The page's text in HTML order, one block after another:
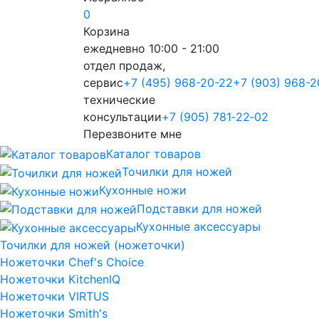
0
Корзина
ежедневно 10:00 - 21:00
отдел продаж,
сервис+7 (495) 968-20-22+7 (903) 968-
технические
консультации+7 (905) 781‑22‑02
Перезвоните мне
Каталог товаров
Точилки для ножей
Кухонные ножи
Подставки для ножей
Кухонные аксессуары
Точилки для ножей (ножеточки)
Ножеточки Chef's Choice
Ножеточки KitchenIQ
Ножеточки VIRTUS
Ножеточки Smith's